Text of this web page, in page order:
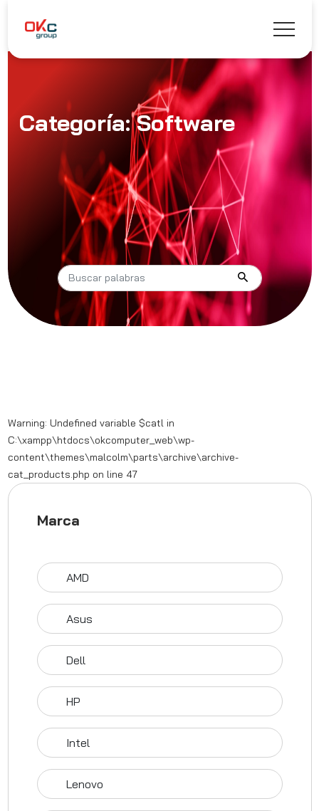
Categoría: Software
Warning: Undefined variable $catl in
C:\xampp\htdocs\okcomputer_web\wp-
content\themes\malcolm\parts\archive\archive-
cat_products.php on line 47
Marca
AMD
Asus
Dell
HP
Intel
Lenovo